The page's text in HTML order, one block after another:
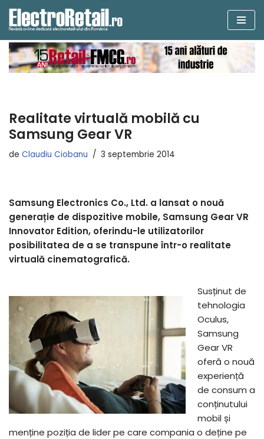
Sari
la
conținut
Realitate virtuală mobilă cu
Samsung Gear VR
de Claudiu Ciobanu 3 septembrie 2014
Samsung Electronics Co., Ltd. a lansat o nouă
generație de dispozitive mobile, Samsung Gear VR
Innovator Edition, oferindu-le utilizatorilor
posibilitatea de a se transpune într-o realitate
virtuală cinematografică.
Susținut de
tehnologia
Oculus,
Samsung
Gear VR
oferă o nouă
experiență
de consum a
conținutului
mobil și
menține poziția de lider pe care compania o deține pe